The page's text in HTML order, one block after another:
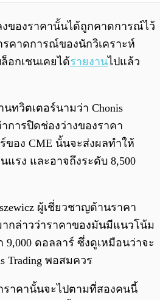
งของราคานั้นได้ถูกคาดการณ์ไว้
คาดการณ์ของนักวิเคราะห์
อกเชนเคยได้รายงานไปแล้ว
ทวิตเตอร์นามว่า Chonis
การปิดช่องว่างของราคา
ของ CME นั้นจะส่งผลทำให้
แรง และอาจถึงระดับ 8,500
ผู้เชี่ยวชาญด้านราคา
ากล่าวว่าราคาของมันมีแนวโน้ม
ดอลลาร์ ซึ่งดูเหมือนว่าจะ
Trading พอสมควร
ราคานั้นจะไปตามที่สองคนนี้